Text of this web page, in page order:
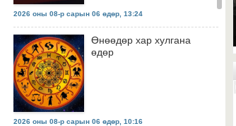
2026 оны 08-р сарын 06 өдөр, 13:24
Өнөөдөр хар хулгана
өдөр
2026 оны 08-р сарын 06 өдөр, 10:16